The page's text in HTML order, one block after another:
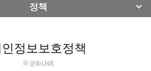
정책
정보보호정책
무궁화LNB